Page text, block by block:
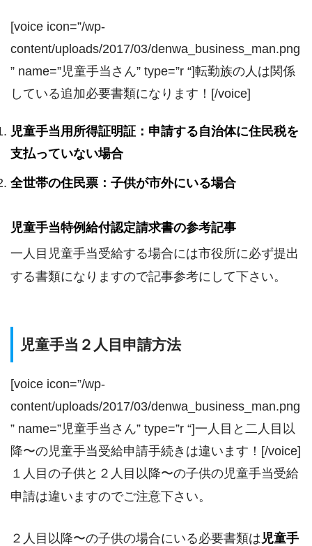
[voice icon=”/wp-
content/uploads/2017/03/denwa_business_man.png
” name=”児童手当さん” type=”r “]転勤族の人は関係
している追加必要書類になります！[/voice]
児童手当用所得証明証：申請する自治体に住民税を
支払っていない場合
全世帯の住民票：子供が市外にいる場合
児童手当特例給付認定請求書の参考記事
一人目児童手当受給する場合には市役所に必ず提出
する書類になりますので記事参考にして下さい。
児童手当２人目申請方法
[voice icon=”/wp-
content/uploads/2017/03/denwa_business_man.png
” name=”児童手当さん” type=”r “]一人目と二人目以
降〜の児童手当受給申請手続きは違います！[/voice]
１人目の子供と２人目以降〜の子供の児童手当受給
申請は違いますのでご注意下さい。
２人目以降〜の子供の場合にいる必要書類は 児童手